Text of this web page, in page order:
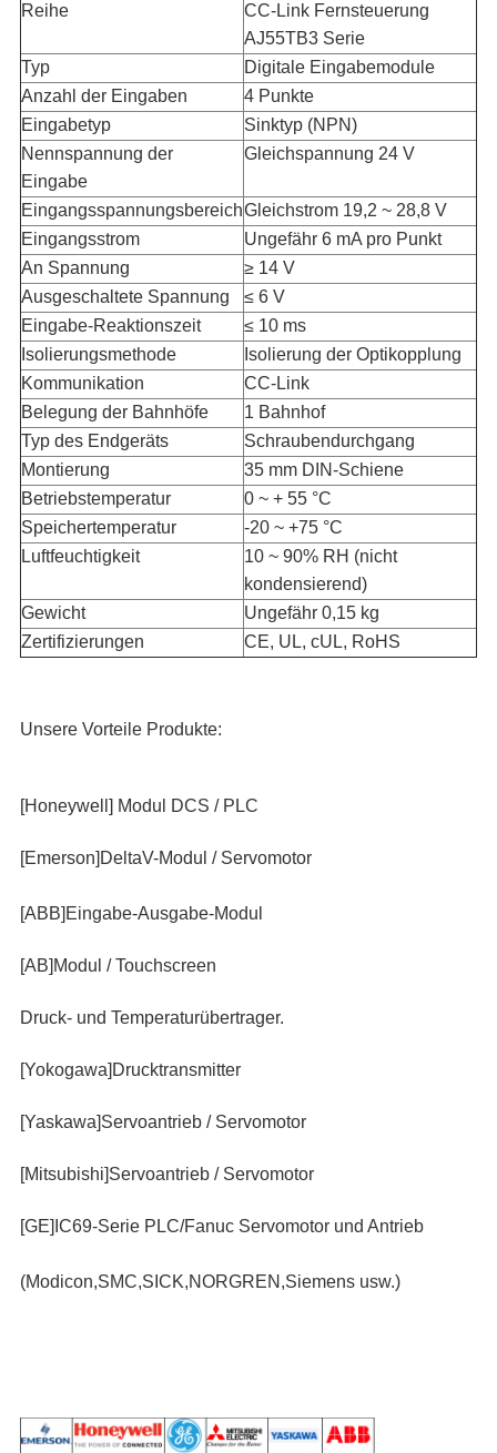
Reihe
CC-Link Fernsteuerung
AJ55TB3 Serie
Typ
Digitale Eingabemodule
Anzahl der Eingaben
4 Punkte
Eingabetyp
Sinktyp (NPN)
Nennspannung der
Eingabe
Gleichspannung 24 V
EingangsspannungsbereichGleichstrom 19,2 ~ 28,8 V
Eingangsstrom
Ungefähr 6 mA pro Punkt
An Spannung
≥ 14 V
Ausgeschaltete Spannung
≤ 6 V
Eingabe-Reaktionszeit
≤ 10 ms
Isolierungsmethode
Isolierung der Optikopplung
Kommunikation
CC-Link
Belegung der Bahnhöfe
1 Bahnhof
Typ des Endgeräts
Schraubendurchgang
Montierung
35 mm DIN-Schiene
Betriebstemperatur
0 ~ + 55 °C
Speichertemperatur
-20 ~ +75 °C
Luftfeuchtigkeit
10 ~ 90% RH (nicht
kondensierend)
Gewicht
Ungefähr 0,15 kg
Zertifizierungen
CE, UL, cUL, RoHS
Unsere Vorteile Produkte:
[Honeywell] Modul DCS / PLC
[Emerson]DeltaV-Modul / Servomotor
[ABB]Eingabe-Ausgabe-Modul
[AB]Modul / Touchscreen
Druck- und Temperaturübertrager.
[Yokogawa]Drucktransmitter
[Yaskawa]Servoantrieb / Servomotor
[Mitsubishi]Servoantrieb / Servomotor
[GE]IC69-Serie PLC/Fanuc Servomotor und Antrieb
(Modicon,SMC,SICK,NORGREN,Siemens usw.)